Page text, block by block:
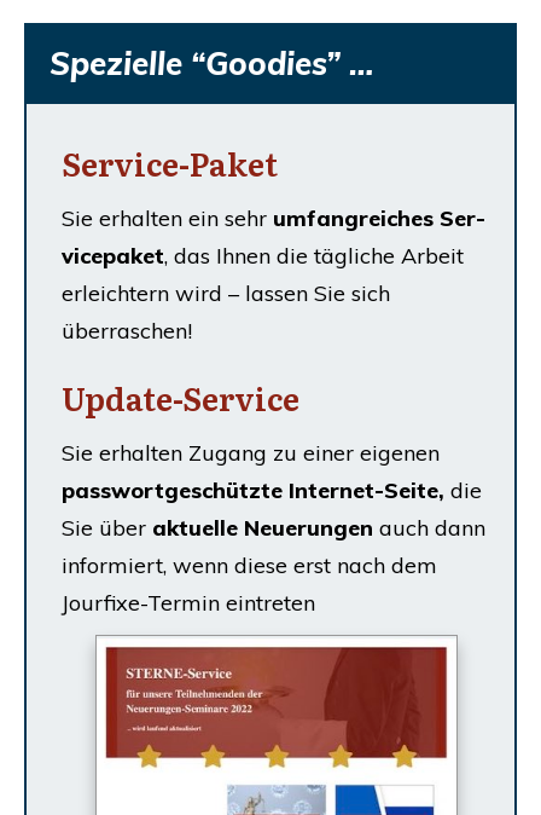
Spe­zi­el­le “Goo­dies” …
Ser­vice-Paket
Sie erhal­ten ein sehr umfang­rei­ches Ser­
vice­pa­ket, das Ihnen die täg­li­che Arbeit
erleich­tern wird – las­sen Sie sich
überraschen!
Update-Ser­vice
Sie erhal­ten Zugang zu einer eige­nen
pass­wort­ge­schütz­te Inter­net-Sei­te, die
Sie über aktu­el­le Neue­run­gen auch dann
infor­miert, wenn die­se erst nach dem
Jour­fi­xe-Ter­min eintreten